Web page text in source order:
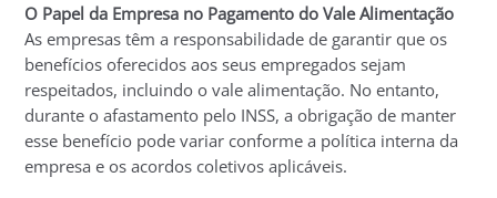
O Papel da Empresa no Pagamento do Vale Alimentação
As empresas têm a responsabilidade de garantir que os
benefícios oferecidos aos seus empregados sejam
respeitados, incluindo o vale alimentação. No entanto,
durante o afastamento pelo INSS, a obrigação de manter
esse benefício pode variar conforme a política interna da
empresa e os acordos coletivos aplicáveis.